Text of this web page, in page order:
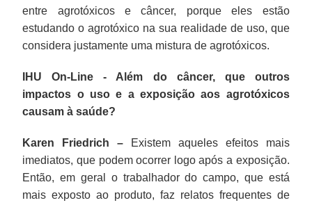
entre agrotóxicos e câncer, porque eles estão
estudando o agrotóxico na sua realidade de uso, que
considera justamente uma mistura de agrotóxicos.
IHU On-Line - Além do câncer, que outros
impactos o uso e a exposição aos agrotóxicos
causam à saúde?
Karen Friedrich – Existem aqueles efeitos mais
imediatos, que podem ocorrer logo após a exposição.
Então, em geral o trabalhador do campo, que está
mais exposto ao produto, faz relatos frequentes de